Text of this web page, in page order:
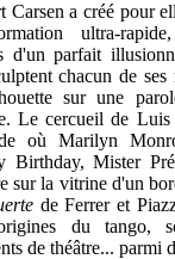
Carsen a créé pour
ultra-
d'un parfait
chacun de
sur une
Le cercueil de
où Marilyn
Birthday, Mister
sur la vitrine d'un
de Ferrer et
du tango,
de théâtre... parmi